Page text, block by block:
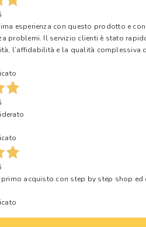
esperienza con questo prodotto e
problemi. Il servizio clienti è stato
l’affidabilità e la qualità complessiva
acquisto con step by step shop